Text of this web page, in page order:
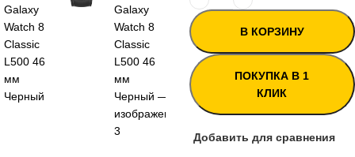
В КОРЗИНУ
ПОКУПКА В 1
КЛИК
Добавить для сравнения